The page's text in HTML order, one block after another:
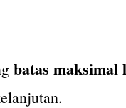
batas maksimal